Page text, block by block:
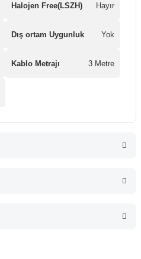
Halojen Free(LSZH) Hayır
Dış ortam Uygunluk Yok
Kablo Metrajı 3 Metre